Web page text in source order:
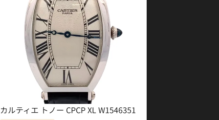
カルティエ トノー CPCP XL W1546351